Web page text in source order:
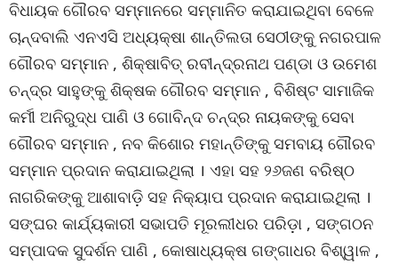
ବିଧାୟକ ଗୌରବ ସମ୍ମାନରେ ସମ୍ମାନିତ କରାଯାଇଥିବା ବେଳେ
ଚାନ୍ଦବାଲି ଏନଏସି ଅଧ୍ୟକ୍ଷା ଶାନ୍ତିଲତା ସେଠୀଙ୍କୁ ନଗରପାଳ
ଗୌରବ ସମ୍ମାନ , ଶିକ୍ଷାବିତ୍ ରବୀନ୍ଦ୍ରନାଥ ପଣ୍ଡା ଓ ଉମେଶ
ଚନ୍ଦ୍ର ସାହୁଙ୍କୁ ଶିକ୍ଷକ ଗୌରବ ସମ୍ମାନ , ବିଶିଷ୍ଟ ସାମାଜିକ
କର୍ମୀ ଅନିରୁଦ୍ଧ ପାଣି ଓ ଗୋବିନ୍ଦ ଚନ୍ଦ୍ର ନାୟକଙ୍କୁ ସେବା
ଗୌରବ ସମ୍ମାନ , ନବ କିଶୋର ମହାନ୍ତିଙ୍କୁ ସମବାୟ ଗୌରବ
ସମ୍ମାନ ପ୍ରଦାନ କରାଯାଇଥିଲା । ଏହା ସହ ୨୬ଜଣ ବରିଷ୍ଠ
ନାଗରିକଙ୍କୁ ଆଶାବାଡ଼ି ସହ ନିକ୍ୟାପ ପ୍ରଦାନ କରାଯାଇଥିଲା ।
ସଙ୍ଘର କାର୍ଯ୍ୟକାରୀ ସଭାପତି ମୂରଲୀଧର ପରିଡ଼ା , ସଙ୍ଗଠନ
ସମ୍ପାଦକ ସୁଦର୍ଶନ ପାଣି , କୋଷାଧ୍ୟକ୍ଷ ଗଙ୍ଗାଧର ବିଶ୍ୱାଳ ,